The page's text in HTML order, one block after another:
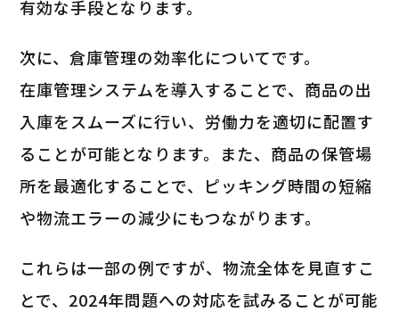
有効な手段となります。
次に、倉庫管理の効率化についてです。
在庫管理システムを導入することで、商品の出
入庫をスムーズに行い、労働力を適切に配置す
ることが可能となります。また、商品の保管場
所を最適化することで、ピッキング時間の短縮
や物流エラーの減少にもつながります。
これらは一部の例ですが、物流全体を見直すこ
とで、2024年問題への対応を試みることが可能